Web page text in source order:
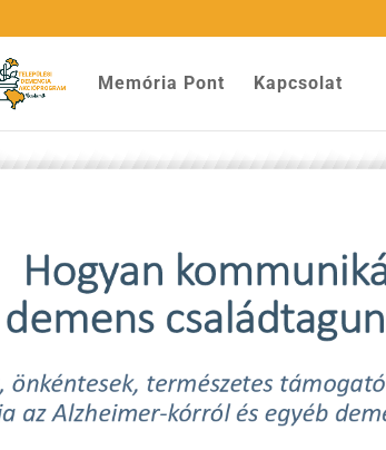
Memória Pont Kapcsolat